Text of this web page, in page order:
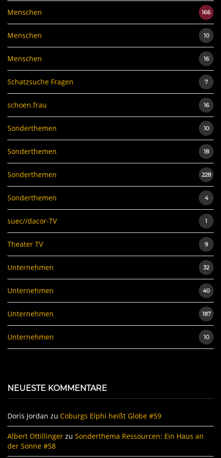
Menschen 166
Menschen 10
Menschen 16
Schatzsuche Fragen 7
schoen.frau 16
Sonderthemen 10
Sonderthemen 18
Sonderthemen 228
Sonderthemen 4
suec//dacor-TV 1
Theater TV 9
Unternehmen 32
Unternehmen 40
Unternehmen 187
Unternehmen 10
NEUESTE KOMMENTARE
Doris Jordan zu Coburgs Elphi heißt Globe #59
Albert Ottillinger zu Sonderthema Ressourcen: Ein Haus an
der Sonne #58